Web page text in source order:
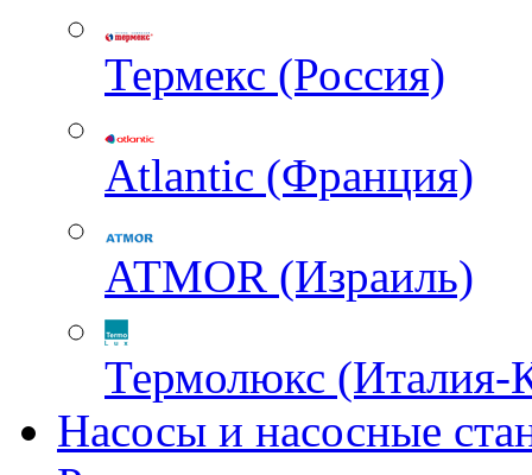
Термекс (Россия)
Atlantic (Франция)
ATMOR (Израиль)
Термолюкс (Италия-
Насосы и насосные